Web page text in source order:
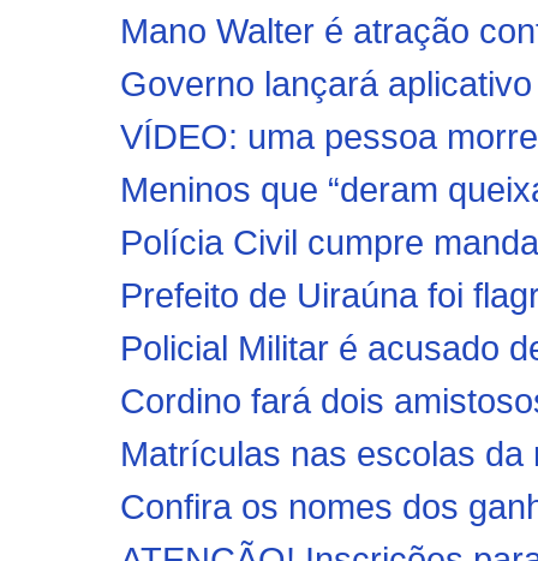
Mano Walter é atração
Governo lançará
VÍDEO: uma pessoa
Meninos que “deram
Polícia Civil cumpre
Prefeito de Uiraúna foi
Policial Militar é acusado
Cordino fará dois
Matrículas nas escolas
Confira os nomes dos